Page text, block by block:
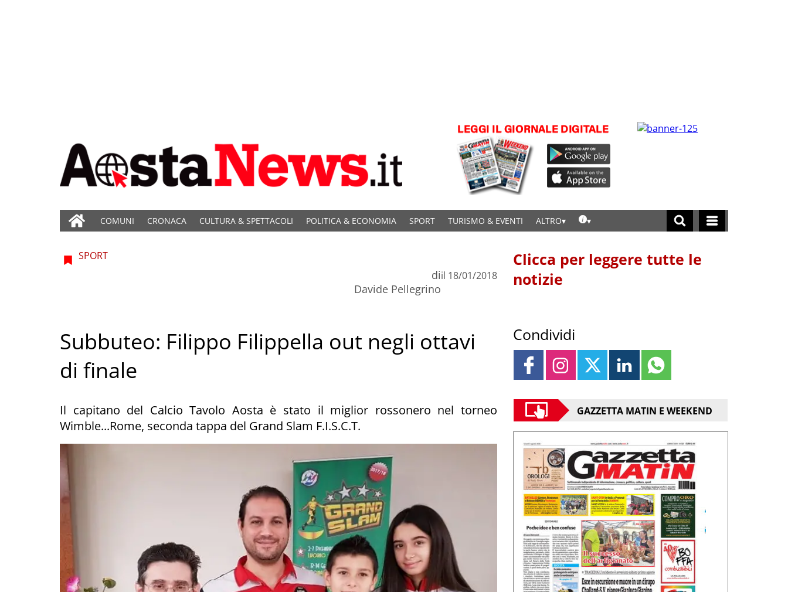
COMUNI CRONACA CULTURA & SPETTACOLI POLITICA & ECONOMIA SPORT TURISMO & EVENTI ALTRO
SPORT
di
Davide Pellegrino
il 18/01/2018
Subbuteo: Filippo Filippella out negli ottavi
di finale
Il capitano del Calcio Tavolo Aosta è stato il miglior rossonero nel torneo
Wimble...Rome, seconda tappa del Grand Slam F.I.S.C.T.
Clicca per leggere tutte le
notizie
Condividi
GAZZETTA MATIN E WEEKEND